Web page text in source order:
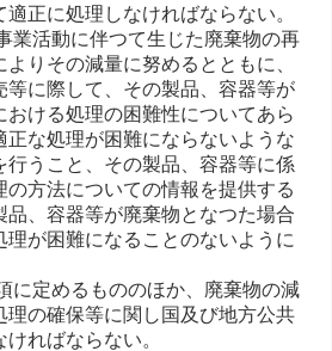
正に処理しなければならない。
活動に伴つて生じた廃棄物の再
りその減量に努めるとともに、
等に際して、その製品、容器等が
おける処理の困難性についてあら
正な処理が困難にならないような
行うこと、その製品、容器等に係
の方法についての情報を提供する
品、容器等が廃棄物となつた場合
理が困難になることのないように
定めるもののほか、廃棄物の減
理の確保等に関し国及び地方公共
ればならない。